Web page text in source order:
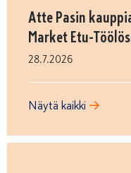
Atte Pasin
Market Etu-
28.7.2026
Näytä kaikki